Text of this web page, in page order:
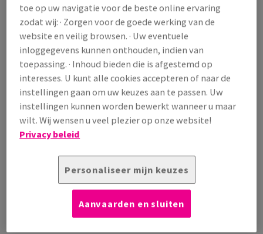
Antalis steunt de wrappingbranche als de exclusieve sponsor
van de Global Car Wrapper Awards in 2022. De wereldwijde
competitie voor carwrapping!
DeGlobal Car Wrapper Awards 2022(GCWA) gaan op 1
februari van start met een wereldwijde showcase over het
wrappen van voertuigen, live uitgezonden op Facebook.
en vernieuwd, met 11 categorieën op het gebied van
wrapping. De GCWA blijft trouw aan de sfeer van de
#wrapfamily en biedt de perfecte kans om uw expertise te
laten zien en te delen, zonder dat u wordt beperkt door
afstand, tijdzones of jaren ervaring!
toe op uw navigatie voor de beste online ervaring
zodat wij: · Zorgen voor de goede werking van de
website en veilig browsen. · Uw eventuele
inloggegevens kunnen onthouden, indien van
toepassing. · Inhoud bieden die is afgestemd op
interesses. U kunt alle cookies accepteren of naar de
instellingen gaan om uw keuzes aan te passen. Uw
instellingen kunnen worden bewerkt wanneer u maar
wilt. Wij wensen u veel plezier op onze website!
Privacy beleid
Personaliseer mijn keuzes
Aanvaarden en sluiten